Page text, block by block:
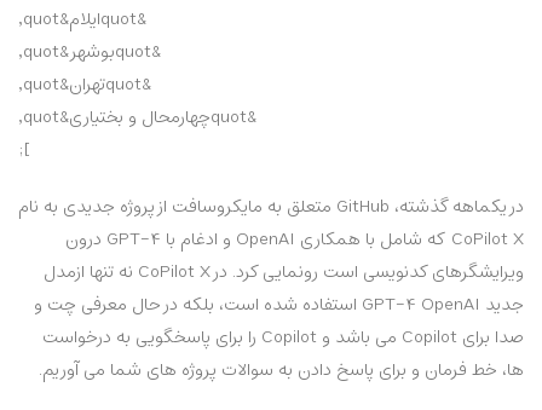
&quotایلام&quot,
&quotبوشهر&quot,
&quotتهران&quot,
&quotچهارمحال و بختیاری&quot,
];
در یکماهه گذشته، GitHub متعلق به مایکروسافت از پروژه جدیدی به نام
CoPilot X که شامل با همکاری OpenAI و ادغام با GPT-4 درون
ویرایشگرهای کدنویسی است رونمایی کرد.
در CoPilot X نه تنها ازمدل
جدید GPT-4 OpenAI استفاده شده است، بلکه در حال معرفی چت و
صدا برای Copilot می باشد و Copilot را برای پاسخگویی به درخواست
ها، خط فرمان و برای پاسخ دادن به سوالات پروژه های شما می آوریم.